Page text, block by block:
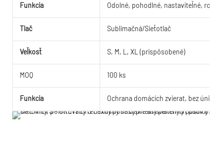
Funkcia Odolné, pohodlné, nastaviteľné,
Tlač Sublimačná/Sieťotlač
Veľkosť S, M, L, XL (prispôsobené)
MOQ 100 ks
Funkcia Ochrana domácich zvierat, bez úniku